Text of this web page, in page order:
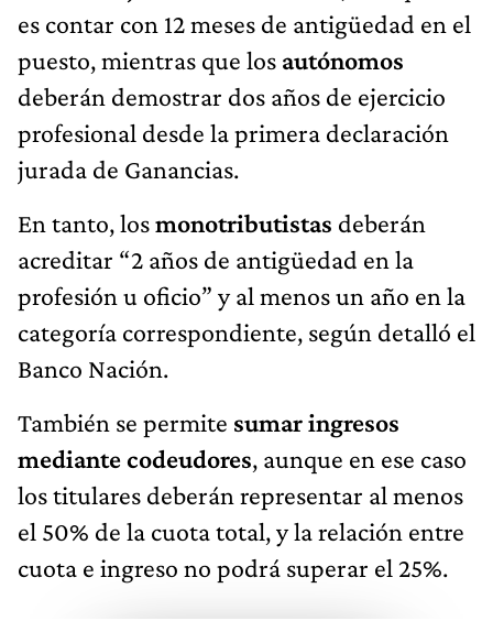
es contar con 12 meses de antigüedad en el
puesto, mientras que los autónomos
deberán demostrar dos años de ejercicio
profesional desde la primera declaración
jurada de Ganancias.
En tanto, losmonotributistas deberán
acreditar “2 años de antigüedad en la
profesión u oficio” y al menos un año en la
categoría correspondiente, según detalló el
Banco Nación.
También se permite sumar ingresos
mediante codeudores, aunque en ese caso
los titulares deberán representar al menos
el 50% de la cuota total, y la relación entre
cuota e ingreso no podrá superar el 25%.